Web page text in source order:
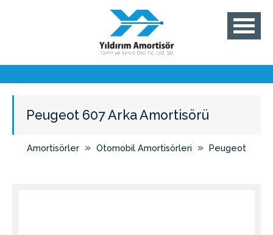
Peugeot 607 Arka Amortisörü
Amortisörler » Otomobil Amortisörleri » Peugeot